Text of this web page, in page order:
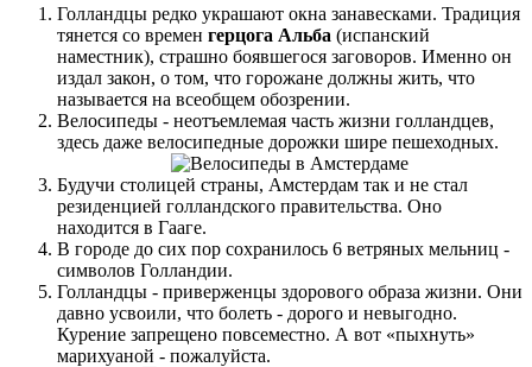
Голландцы редко украшают окна занавесками. Традиция
тянется со времен герцога Альба (испанский
наместник), страшно боявшегося заговоров. Именно он
издал закон, о том, что горожане должны жить, что
называется на всеобщем обозрении.
Велосипеды - неотъемлемая часть жизни голландцев,
здесь даже велосипедные дорожки шире пешеходных.
Будучи столицей страны, Амстердам так и не стал
резиденцией голландского правительства. Оно
находится в Гааге.
В городе до сих пор сохранилось 6 ветряных мельниц -
символов Голландии.
Голландцы - приверженцы здорового образа жизни. Они
давно усвоили, что болеть - дорого и невыгодно.
Курение запрещено повсеместно. А вот «пыхнуть»
марихуаной - пожалуйста.